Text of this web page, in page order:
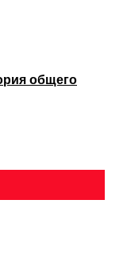
общего